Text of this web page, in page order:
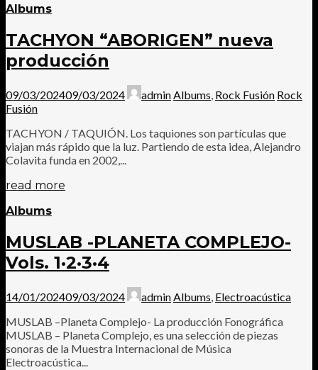
Albums
TACHYON “ABORIGEN” nueva
producción
09/03/202409/03/2024 adminAlbums, Rock Fusión Rock
Fusión
TACHYON / TAQUIÓN. Los taquiones son partículas que
viajan más rápido que la luz. Partiendo de esta idea, Alejandro
Colavita funda en 2002,...
read more
Albums
MUSLAB -PLANETA COMPLEJO-
Vols. 1·2·3·4
14/01/202409/03/2024 adminAlbums, Electroacústica
MUSLAB –Planeta Complejo- La producción Fonográfica
MUSLAB – Planeta Complejo, es una selección de piezas
sonoras de la Muestra Internacional de Música
Electroacústica...